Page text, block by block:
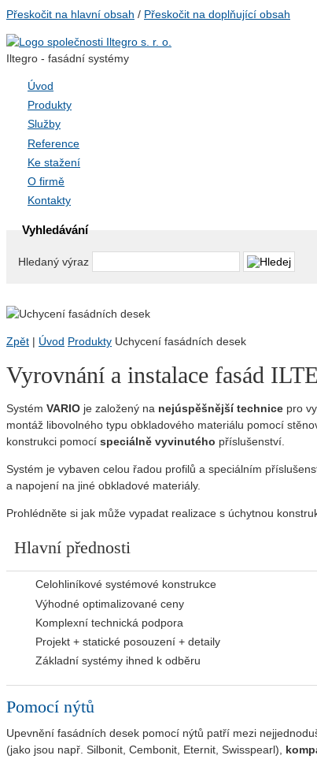
Přeskočit na hlavní obsah / Přeskočit na doplňující obsah
Iltegro - fasádní systémy
Úvod
Produkty
Služby
Reference
Ke stažení
O firmě
Kontakty
Vyhledávání
Hledaný výraz
Zpět | Úvod Produkty Uchycení fasádních desek
Vyrovnání a instalace fasád
Systém VARIO je založený na nejúspěšnější technice pro
montáž libovolného typu obkladového materiálu pomocí
konstrukci pomocí speciálně vyvinutého příslušenství.
Systém je vybaven celou řadou profilů a speciálním
a napojení na jiné obkladové materiály.
Prohlédněte si jak může vypadat realizace s úchytnou
Hlavní přednosti
Celohliníkové systémové konstrukce
Výhodné optimalizované ceny
Komplexní technická podpora
Projekt + statické posouzení + detaily
Základní systémy ihned k odběru
Pomocí nýtů
Upevnění fasádních desek pomocí nýtů patří mezi
(jako jsou např. Silbonit, Cembonit, Eternit, Swisspearl),